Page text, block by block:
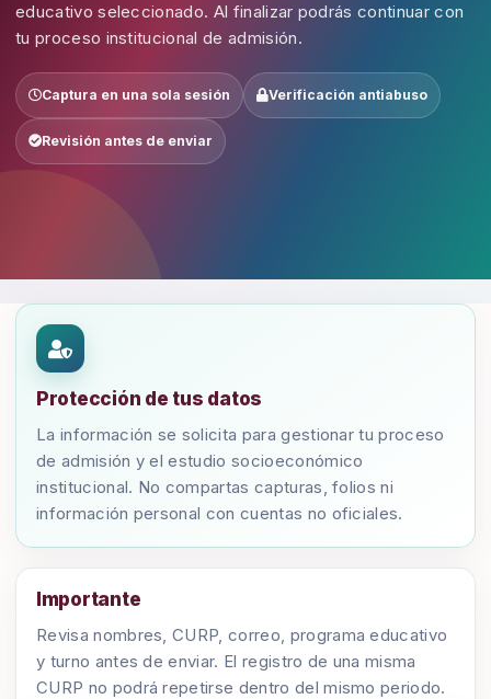
educativo seleccionado. Al finalizar podrás continuar con
tu proceso institucional de admisión.
Captura en una sola sesión Verificación antiabuso
Revisión antes de enviar
Protección de tus datos
La información se solicita para gestionar tu proceso
de admisión y el estudio socioeconómico
institucional. No compartas capturas, folios ni
información personal con cuentas no oficiales.
Importante
Revisa nombres, CURP, correo, programa educativo
y turno antes de enviar. El registro de una misma
CURP no podrá repetirse dentro del mismo periodo.